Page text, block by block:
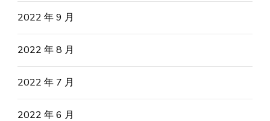
2022 年 9 月
2022 年 8 月
2022 年 7 月
2022 年 6 月